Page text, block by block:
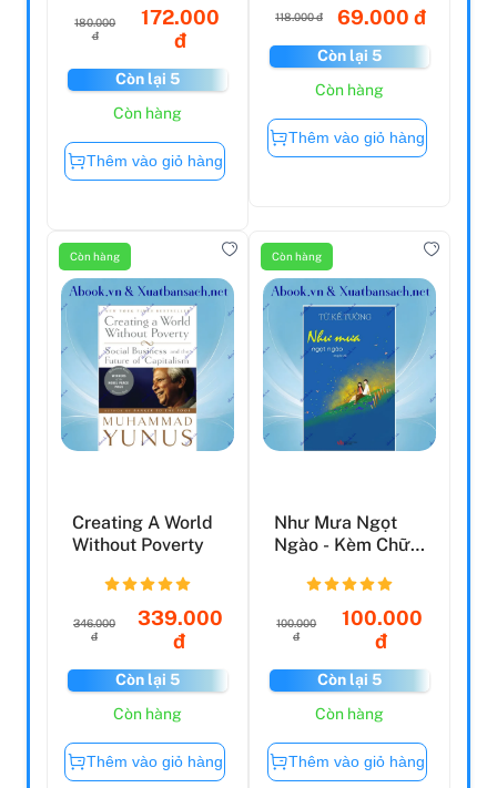
180.000
đ
172.000
đ
Còn lại 5
Còn hàng
Thêm vào giỏ hàng
118.000 đ 69.000 đ
Còn lại 5
Còn hàng
Thêm vào giỏ hàng
Còn hàng
Creating A World
Without Poverty
346.000
đ
339.000
đ
Còn lại 5
Còn hàng
Thêm vào giỏ hàng
Còn hàng
Như Mưa Ngọt
Ngào - Kèm Chữ
100.000
đ
100.000
đ
Còn lại 5
Còn hàng
Thêm vào giỏ hàng